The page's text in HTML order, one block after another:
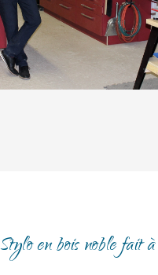
Stylo en bois noble fait